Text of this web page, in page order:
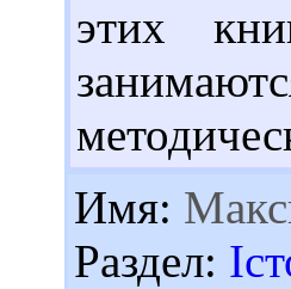
этих
Имя:
Раздел: